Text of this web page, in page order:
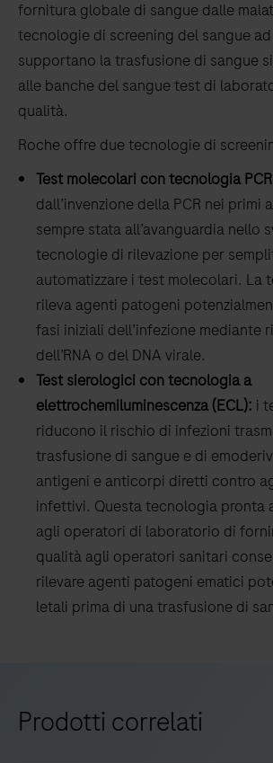
fornitura globale di sangue dalle
tecnologie di screening del sangue
supportano la trasfusione di sangue
alle banche del sangue test di
qualità.
Roche offre due tecnologie di
Test molecolari con tecnologia
dall’invenzione della PCR nei primi
sempre stata all’avanguardia nello
tecnologie di rilevazione per
automatizzare i test molecolari. La
rileva agenti patogeni
fasi iniziali dell’infezione mediante
dell’RNA o del DNA virale.
Test sierologici con tecnologia a
elettrochemiluminescenza (ECL): i
riducono il rischio di infezioni
trasfusione di sangue e di
antigeni e anticorpi diretti contro
infettivi. Questa tecnologia pronta
agli operatori di laboratorio di
qualità agli operatori sanitari
rilevare agenti patogeni ematici
letali prima di una trasfusione di
Prodotti correlati